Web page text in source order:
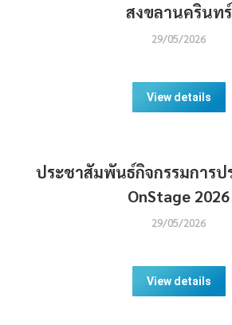
สงขลานครินทร์
29/05/2026
View details
ประชาสัมพันธ์กิจกรรมการ
OnStage 2026
29/05/2026
View details